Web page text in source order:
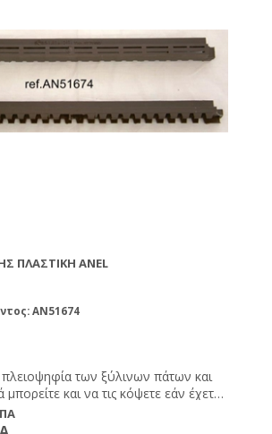
ΠΛΑΣΤΙΚΉ ANEL
AN51674
πλειοψηφία των ξύλινων πάτων και
και να τις κόψετε εάν έχετε
στις κυψέλες σας). Αντικαθιστά
ξύλινη πόρτα, αλλά έχει